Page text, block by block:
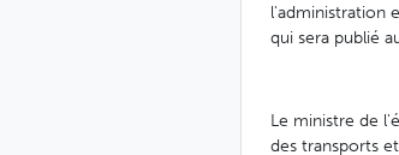
l'administration
qui sera publié
Le ministre de
des transports